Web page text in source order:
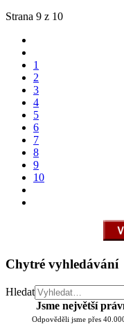
Strana 9 z 10
1
2
3
4
5
6
7
8
9
10
Chytré vyhledávání
Hledat
Jsme největší
Odpověděli jsme přes